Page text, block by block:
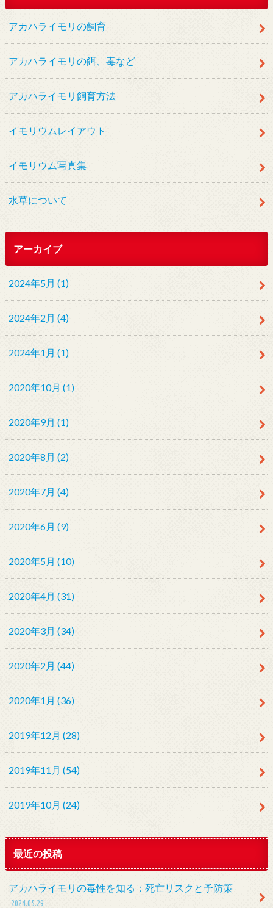
アカハライモリの飼育
アカハライモリの餌、毒など
アカハライモリ飼育方法
イモリウムレイアウト
イモリウム写真集
水草について
アーカイブ
2024年5月 (1)
2024年2月 (4)
2024年1月 (1)
2020年10月 (1)
2020年9月 (1)
2020年8月 (2)
2020年7月 (4)
2020年6月 (9)
2020年5月 (10)
2020年4月 (31)
2020年3月 (34)
2020年2月 (44)
2020年1月 (36)
2019年12月 (28)
2019年11月 (54)
2019年10月 (24)
最近の投稿
アカハライモリの毒性を知る：死亡リスクと予防策
2024.05.29